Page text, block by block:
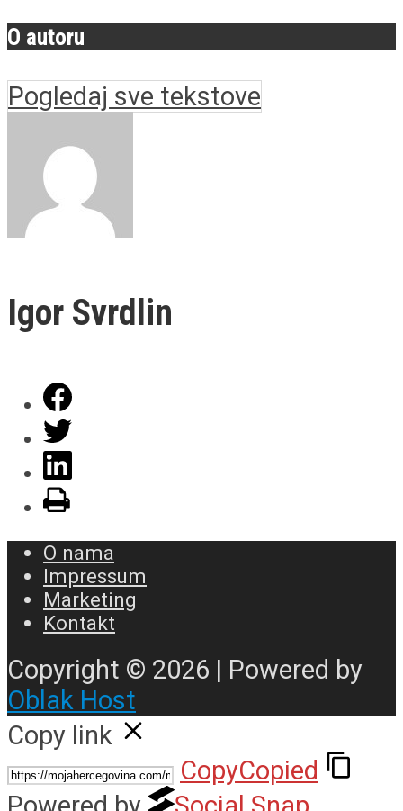
O autoru
Pogledaj sve tekstove
Igor Svrdlin
O nama
Impressum
Marketing
Kontakt
Copyright © 2026 | Powered by
Oblak Host
Copy link
CopyCopied